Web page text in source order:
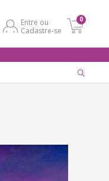
Entre ou
Cadastre-se
0